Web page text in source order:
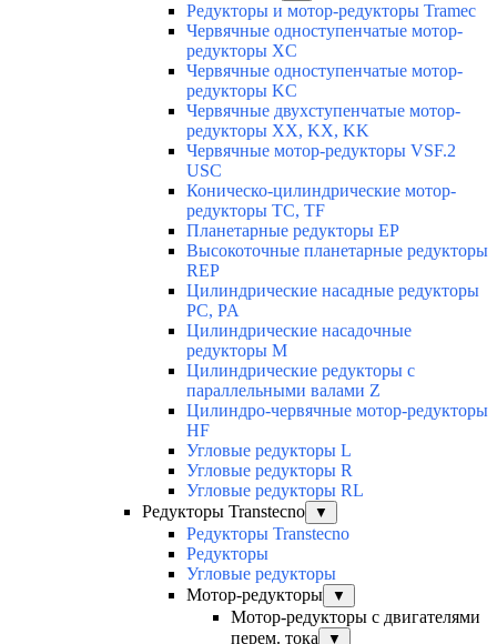
Редукторы и мотор-редукторы Tramec
Червячные одноступенчатые мотор-
редукторы XC
Червячные одноступенчатые мотор-
редукторы KC
Червячные двухступенчатые мотор-
редукторы XX, KX, KK
Червячные мотор-редукторы VSF.2
USC
Коническо-цилиндрические мотор-
редукторы TC, TF
Планетарные редукторы EP
Высокоточные планетарные редукторы
REP
Цилиндрические насадные редукторы
PC, PA
Цилиндрические насадочные
редукторы M
Цилиндрические редукторы с
параллельными валами Z
Цилиндро-червячные мотор-редукторы
HF
Угловые редукторы L
Угловые редукторы R
Угловые редукторы RL
Редукторы Transtecno
▼
Редукторы Transtecno
Редукторы
Угловые редукторы
Мотор-редукторы
▼
Мотор-редукторы с двигателями
перем. тока
▼